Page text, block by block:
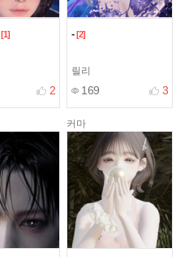
[1]
2
- [2]
릴리
169 3
커마